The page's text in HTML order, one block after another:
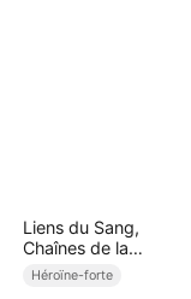
Liens du Sang,
Chaînes de la
Cupidité (Doublé)
Héroïne-forte